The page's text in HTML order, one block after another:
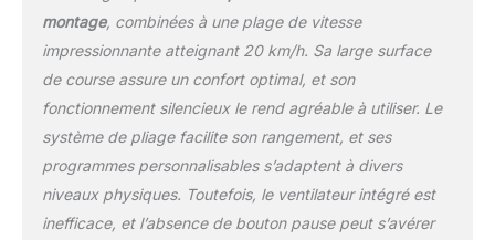
montage, combinées à une plage de vitesse
impressionnante atteignant 20 km/h. Sa large surface
de course assure un confort optimal, et son
fonctionnement silencieux le rend agréable à utiliser. Le
système de pliage facilite son rangement, et ses
programmes personnalisables s’adaptent à divers
niveaux physiques. Toutefois, le ventilateur intégré est
inefficace, et l’absence de bouton pause peut s’avérer